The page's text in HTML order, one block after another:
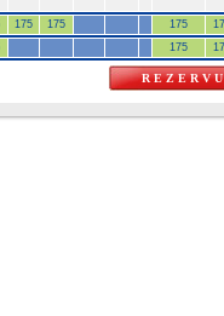
175 175 175
175